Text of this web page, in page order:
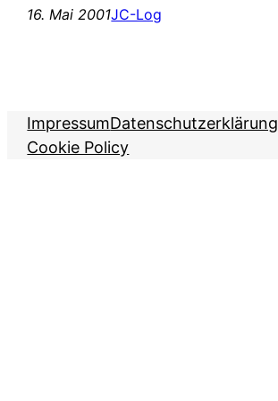
16. Mai 2001JC-Log
ImpressumDatenschutzerklärung
Cookie Policy